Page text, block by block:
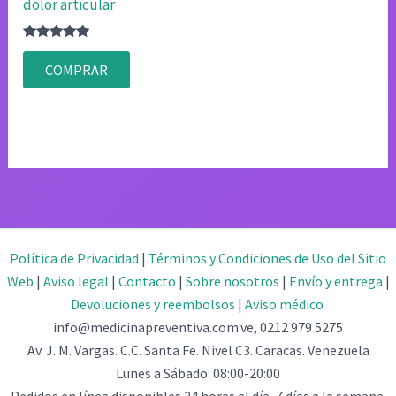
dolor articular
Valorado
4.75
de 5
COMPRAR
Política de Privacidad | Términos y Condiciones de Uso del Sitio
Web | Aviso legal | Contacto | Sobre nosotros | Envío y entrega |
Devoluciones y reembolsos | Aviso médico
info@medicinapreventiva.com.ve, 0212 979 5275
Av. J. M. Vargas. C.C. Santa Fe. Nivel C3. Caracas. Venezuela
Lunes a Sábado: 08:00-20:00